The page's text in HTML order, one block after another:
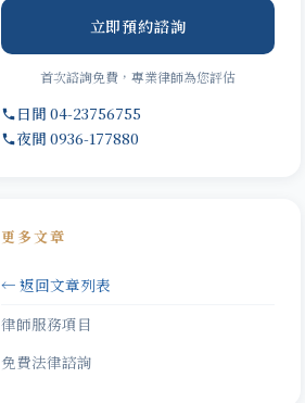
立即預約諮詢
首次諮詢免費，專業律師為您評估
日間 04-23756755
夜間 0936-177880
更多文章
← 返回文章列表
律師服務項目
免費法律諮詢